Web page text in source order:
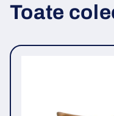
Toate